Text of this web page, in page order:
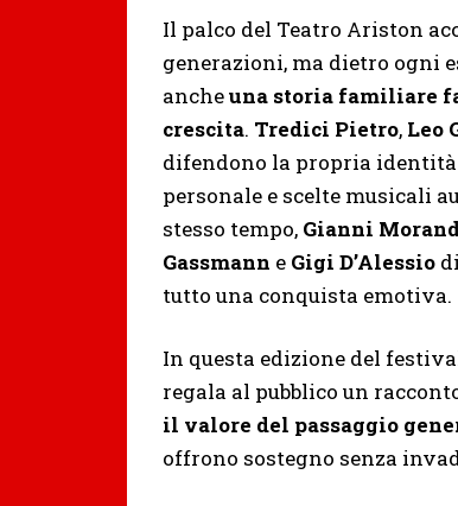
Il palco del Teatro Ariston
generazioni, ma dietro ogni
ancheuna storia familiare
crescita. Tredici Pietro, Leo
difendono la propria
personale e scelte musicali
stesso tempo, Gianni
Gassmann e Gigi D’Alessio
tutto una conquista emotiva.
In questa edizione del
regala al pubblico un
il valore del passaggio
offrono sostegno senza